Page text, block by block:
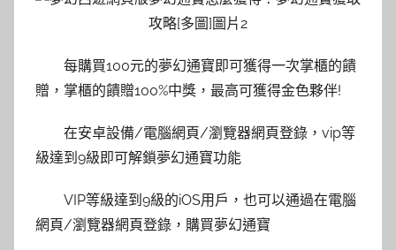
每購買100元的夢幻通寶即可獲得一次掌櫃的饋
贈，掌櫃的饋贈100%中獎，最高可獲得金色夥伴!
在安卓設備/電腦網頁/瀏覽器網頁登錄，vip等
級達到9級即可解鎖夢幻通寶功能
VIP等級達到9級的iOS用戶，也可以通過在電腦
網頁/瀏覽器網頁登錄，購買夢幻通寶